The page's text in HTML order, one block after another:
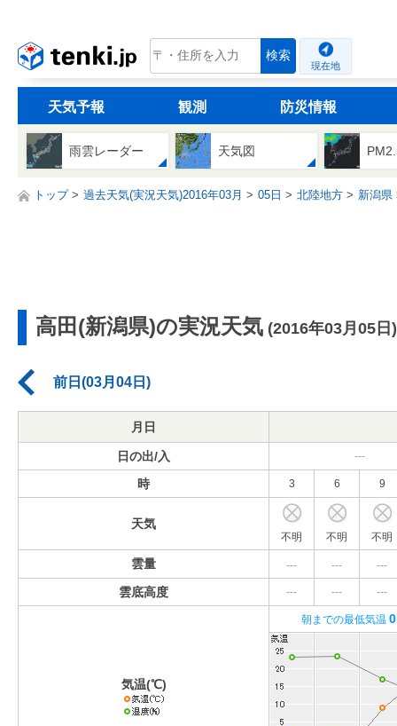
tenki.jp 検索
現在地
天気予報 観測 防災情報
雨雲レーダー 天気図
トップ 過去天気(実況天気)2016年03月 05日 北陸地方 新潟県
高田(新潟県)の実況天気 (2016年03月05日)
前日(03月04日)
月日
日の出/入 ---
時 3 6 9
天気
不明 不明 不明
雲量 --- --- ---
雲底高度 --- --- ---
気温(℃)
朝までの最低気温